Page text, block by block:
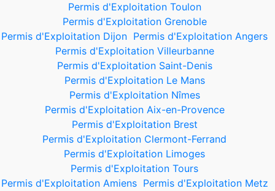
Permis d'Exploitation Toulon
Permis d'Exploitation Grenoble
Permis d'Exploitation Dijon Permis d'Exploitation Angers
Permis d'Exploitation Villeurbanne
Permis d'Exploitation Saint-Denis
Permis d'Exploitation Le Mans
Permis d'Exploitation Nîmes
Permis d'Exploitation Aix-en-Provence
Permis d'Exploitation Brest
Permis d'Exploitation Clermont-Ferrand
Permis d'Exploitation Limoges
Permis d'Exploitation Tours
Permis d'Exploitation Amiens Permis d'Exploitation Metz